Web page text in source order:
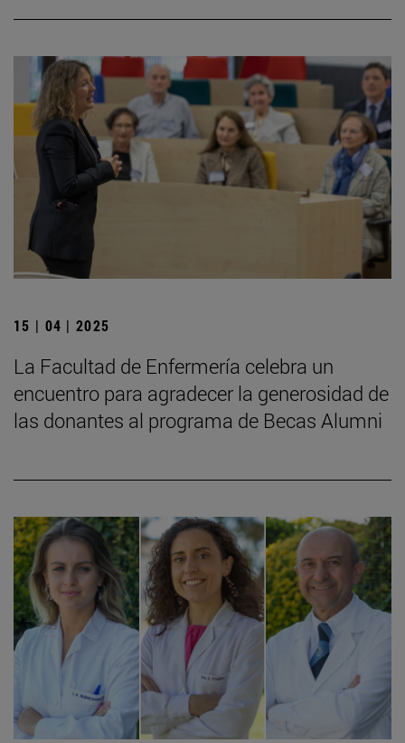
15 | 04 | 2025
La Facultad de Enfermería celebra un
encuentro para agradecer la generosidad de
las donantes al programa de Becas Alumni